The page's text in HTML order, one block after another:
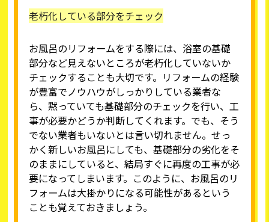
老朽化している部分をチェック
お風呂のリフォームをする際には、浴室の基礎
部分など見えないところが老朽化していないか
チェックすることも大切です。リフォームの経験
が豊富でノウハウがしっかりしている業者な
ら、黙っていても基礎部分のチェックを行い、工
事が必要かどうか判断してくれます。でも、そう
でない業者もいないとは言い切れません。せっ
かく新しいお風呂にしても、基礎部分の劣化をそ
のままにしていると、結局すぐに再度の工事が必
要になってしまいます。このように、お風呂のリ
フォームは大掛かりになる可能性があるという
ことも覚えておきましょう。